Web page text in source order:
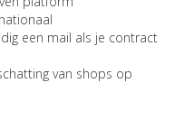
een mail als je contract
van shops op